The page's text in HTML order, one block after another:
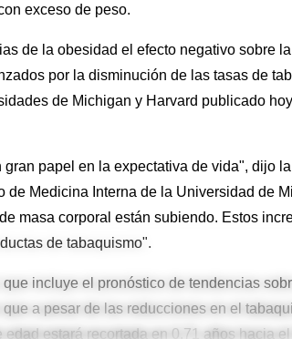
exceso de peso.
de la obesidad el efecto negativo sobre
por la disminución de las tasas de
de Michigan y Harvard publicado
papel en la expectativa de vida", dijo
de Medicina Interna de la Universidad de
masa corporal están subiendo. Estos
de tabaquismo".
incluye el pronóstico de tendencias
a pesar de las reducciones en el
edad estará recortada en 0,71 años hacia